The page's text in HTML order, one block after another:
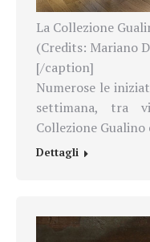
La Collezione
(Credits: Mariano
[/caption]
Numerose le
settimana, tra
Collezione
Dettagli